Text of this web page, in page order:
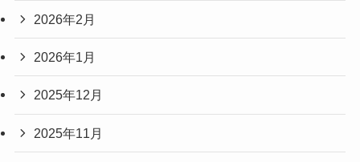
2026年2月
2026年1月
2025年12月
2025年11月